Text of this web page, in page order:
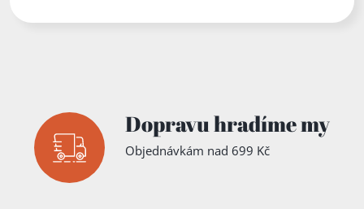
Dopravu hradíme my
Objednávkám nad 699 Kč